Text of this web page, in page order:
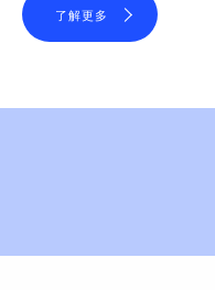
了解更多